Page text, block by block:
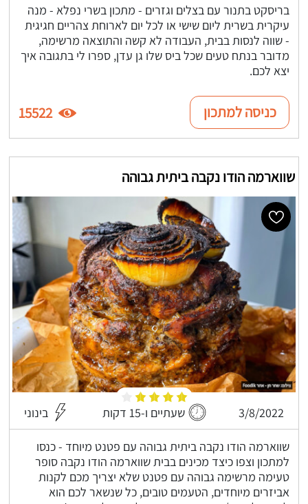
בריסקט בתנור עם בצלים וגזרים - מתכון בשרי נפלא - מנה
עיקרית בשרית ליום שישי או לכל יום לארוחת צהריים חגיגית
- שווה לנסות בבית, העבודה לא קשה והתוצאה מרשימה,
מדובר בנתח טעים שכל ביס שלו גן עדן, ספרו לי בתגובה איך
יצא לכם.
כניסה למתכון 15522
שווארמה הודו נקבה ביתית גבוהה
3/8/2022 שעתיים ו-15 דקות בינוני
שווארמה הודו נקבה ביתית גבוהה עם פטנט מיוחד - כנסו
למתכון וצפו כיצד מכינים בבית שווארמה הודו נקבה סופר
טעימה מרשימה גבוהה עם פטנט שלא יצריך מכם לקנות
אביזרים מיוחדים, הטעמים טובים, כל שנשאר לכם הוא